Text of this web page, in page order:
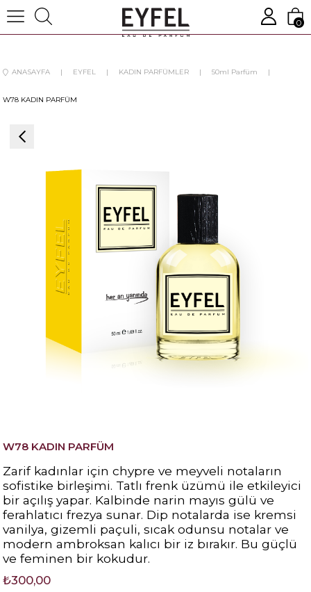
0
ANASAYFA EYFEL KADIN PARFÜMLER 50ml Parfüm
W78 KADIN PARFÜM
W78 KADIN PARFÜM
Zarif kadınlar için chypre ve meyveli notaların
sofistike birleşimi. Tatlı frenk üzümü ile etkileyici
bir açılış yapar. Kalbinde narin mayıs gülü ve
ferahlatıcı frezya sunar. Dip notalarda ise kremsi
vanilya, gizemli paçuli, sıcak odunsu notalar ve
modern ambroksan kalıcı bir iz bırakır. Bu güçlü
ve feminen bir kokudur.
₺300,00